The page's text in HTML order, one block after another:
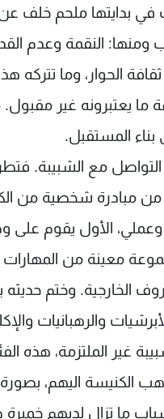
في بدايتها ملحم خلف
ومنها: النقمة وعدم
الحوار، وما
يعتبرونه غير مقبول.
بناء المستقبل.
مع الشبيبة.
من مبادرة شخصية من
الأول يقوم على
معينة من
الخارجية. وختم حديثه
والرهبانيات
غير الملتزمة، هذه
الكنيسة اليهم،
ما تزال لديهم